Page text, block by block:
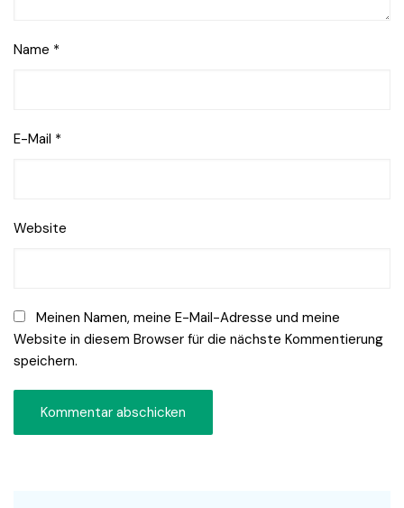
Name *
E-Mail *
Website
Meinen Namen, meine E-Mail-Adresse und meine
Website in diesem Browser für die nächste Kommentierung
speichern.